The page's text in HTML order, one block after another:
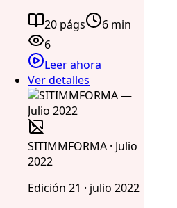
20 págs
6 min
6
Leer ahora
Ver detalles
SITIMMFORMA · Julio
2022
Edición 21 · julio 2022